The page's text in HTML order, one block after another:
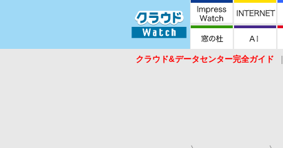
クラウド&データセンター完全ガイド